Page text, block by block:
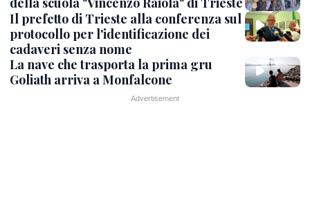
Il prefetto di Trieste alla conferenza sul
protocollo per l'identificazione dei
cadaveri senza nome
La nave che trasporta la prima gru
Goliath arriva a Monfalcone